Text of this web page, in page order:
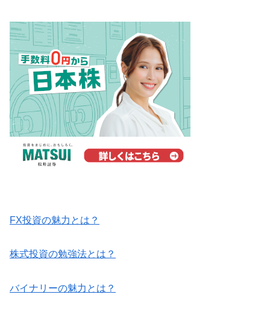
FX投資の魅力とは？
株式投資の勉強法とは？
バイナリーの魅力とは？